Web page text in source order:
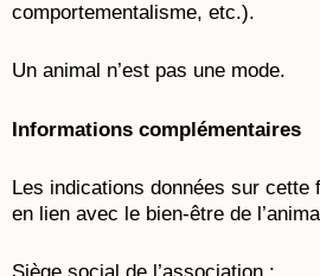
comportementalisme, etc.).
Un animal n’est pas une mode.
Informations complémentaires
Les indications données sur cette
en lien avec le bien-être de